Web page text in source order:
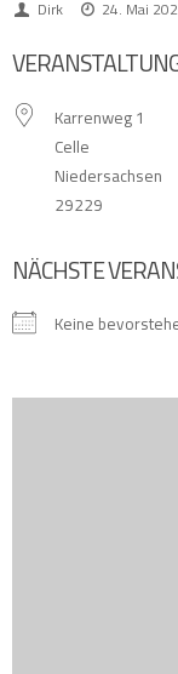
Dirk 24. Mai
Karrenweg 1
Celle
Niedersachsen
29229
NÄCHSTE
Keine